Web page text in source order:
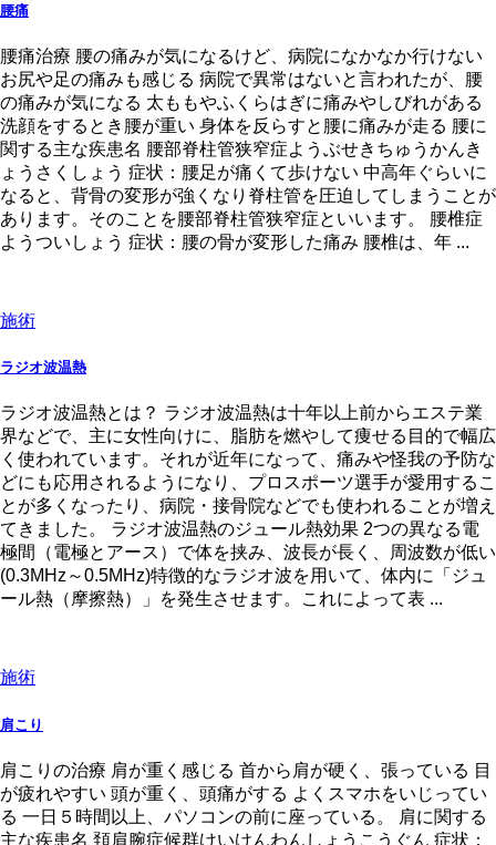
腰痛
腰痛治療 腰の痛みが気になるけど、病院になかなか行けない
お尻や足の痛みも感じる 病院で異常はないと言われたが、腰
の痛みが気になる 太ももやふくらはぎに痛みやしびれがある
洗顔をするとき腰が重い 身体を反らすと腰に痛みが走る 腰に
関する主な疾患名 腰部脊柱管狭窄症ようぶせきちゅうかんき
ょうさくしょう 症状：腰足が痛くて歩けない 中高年ぐらいに
なると、背骨の変形が強くなり脊柱管を圧迫してしまうことが
あります。そのことを腰部脊柱管狭窄症といいます。 腰椎症
ようついしょう 症状：腰の骨が変形した痛み 腰椎は、年 ...
施術
ラジオ波温熱
ラジオ波温熱とは？ ラジオ波温熱は十年以上前からエステ業
界などで、主に女性向けに、脂肪を燃やして痩せる目的で幅広
く使われています。それが近年になって、痛みや怪我の予防な
どにも応用されるようになり、プロスポーツ選手が愛用するこ
とが多くなったり、病院・接骨院などでも使われることが増え
てきました。 ラジオ波温熱のジュール熱効果 2つの異なる電
極間（電極とアース）で体を挟み、波長が長く、周波数が低い
(0.3MHz～0.5MHz)特徴的なラジオ波を用いて、体内に「ジュ
ール熱（摩擦熱）」を発生させます。これによって表 ...
施術
肩こり
肩こりの治療 肩が重く感じる 首から肩が硬く、張っている 目
が疲れやすい 頭が重く、頭痛がする よくスマホをいじってい
る 一日５時間以上、パソコンの前に座っている。 肩に関する
主な疾患名 頚肩腕症候群けいけんわんしょうこうぐん 症状：